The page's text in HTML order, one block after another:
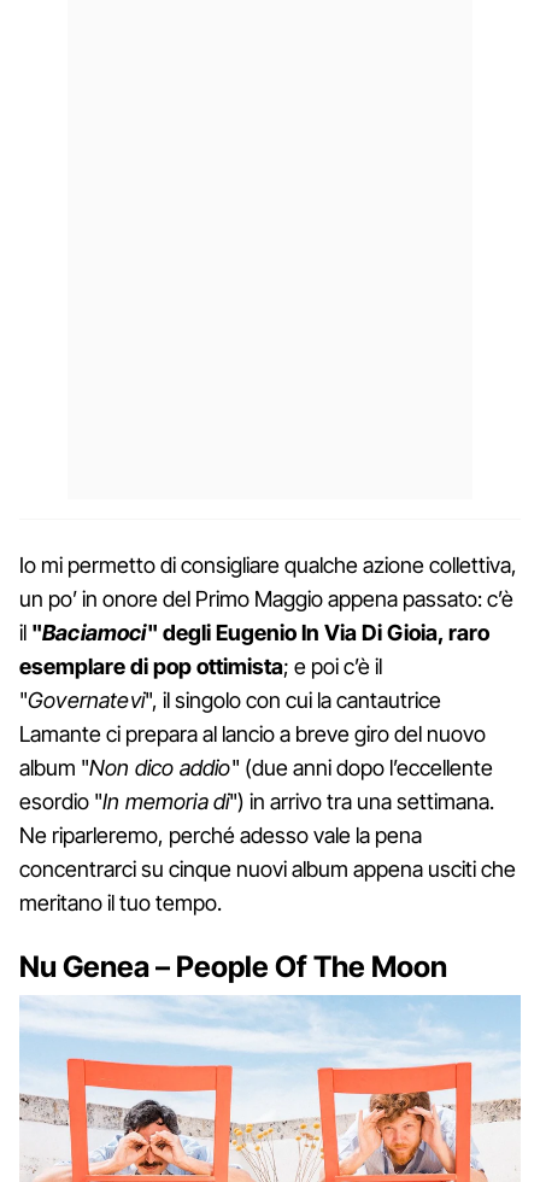
Io mi permetto di consigliare qualche azione collettiva,
un po’ in onore del Primo Maggio appena passato: c’è
il "Baciamoci" degli Eugenio In Via Di Gioia, raro
esemplare di pop ottimista; e poi c’è il
"Governatevi", il singolo con cui la cantautrice
Lamante ci prepara al lancio a breve giro del nuovo
album "Non dico addio" (due anni dopo l’eccellente
esordio "In memoria di") in arrivo tra una settimana.
Ne riparleremo, perché adesso vale la pena
concentrarci su cinque nuovi album appena usciti che
meritano il tuo tempo.
Nu Genea – People Of The Moon